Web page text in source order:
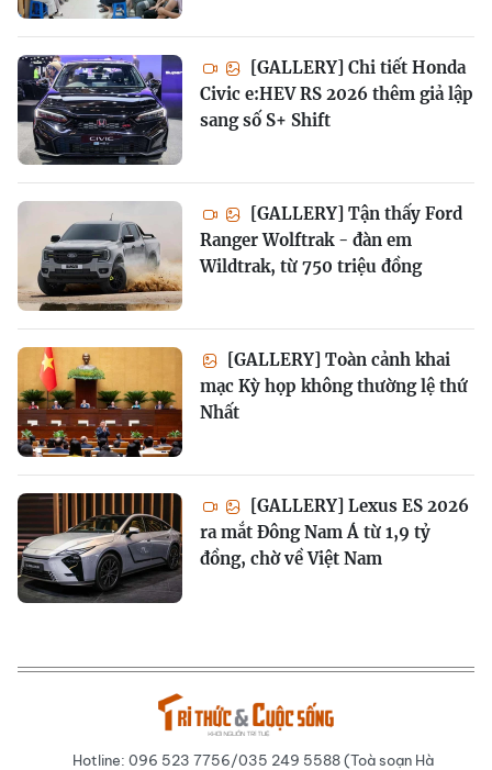
[GALLERY] Chi tiết Honda
Civic e:HEV RS 2026 thêm giả lập
sang số S+ Shift
[GALLERY] Tận thấy Ford
Ranger Wolftrak - đàn em
Wildtrak, từ 750 triệu đồng
[GALLERY] Toàn cảnh khai
mạc Kỳ họp không thường lệ thứ
Nhất
[GALLERY] Lexus ES 2026
ra mắt Đông Nam Á từ 1,9 tỷ
đồng, chờ về Việt Nam
Hotline: 096 523 7756/035 249 5588 (Toà soạn Hà